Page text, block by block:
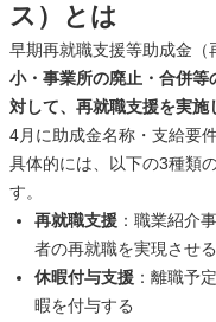
ス）とは
早期再就職支援等助成金（
小・事業所の廃止・合併等
対して、再就職支援を実
4月に助成金名称・支給要
具体的には、以下の3種類
す。
再就職支援 ：職業紹介
者の再就職を実現させる
休暇付与支援 ：離職予
暇を付与する